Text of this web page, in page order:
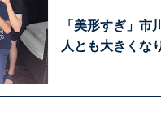
「美形すぎ」
人とも大きくな